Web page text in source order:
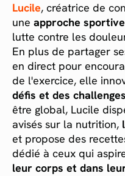
Lucile, créatrice de
une approche
lutte contre les
En plus de partager
en direct pour
de l'exercice, elle
défis et des
être global, Lucile
avisés sur la nutrition,
et propose des
dédié à ceux qui
leur corps et dans